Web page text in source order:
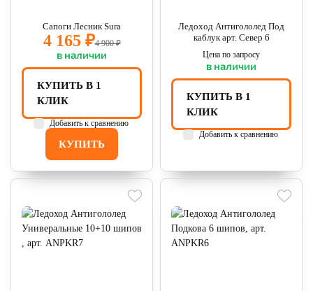
Сапоги Лесник Sura
4 165 ₽4 900 ₽
в наличии
КУПИТЬ
КУПИТЬ В 1
КЛИК
Добавить к сравнению
Ледоход Антигололед Под
каблук арт. Север 6
Цена по запросу
в наличии
КУПИТЬ В 1
КЛИК
Добавить к сравнению